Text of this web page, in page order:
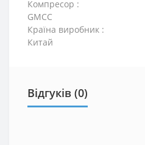
Компресор :
GMCC
Країна виробник :
Китай
Відгуків (0)